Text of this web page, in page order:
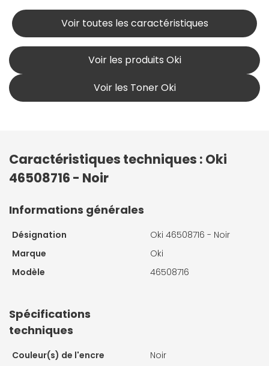
Voir toutes les caractéristiques
Voir les produits Oki
Voir les Toner Oki
Caractéristiques techniques : Oki
46508716 - Noir
Informations générales
Désignation
Oki 46508716 - Noir
Marque
Oki
Modèle
46508716
Spécifications
techniques
Couleur(s) de l'encre
Noir